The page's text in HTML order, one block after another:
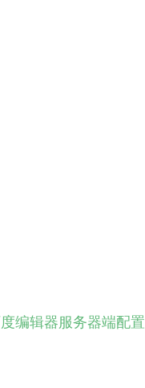
编辑器服务器端配置